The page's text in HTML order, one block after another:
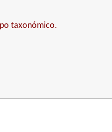
taxonómico.